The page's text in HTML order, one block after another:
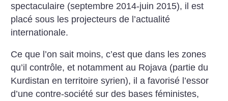
spectaculaire (septembre 2014-juin 2015), il est
placé sous les projecteurs de l’actualité
internationale.
Ce que l’on sait moins, c’est que dans les zones
qu’il contrôle, et notamment au Rojava (partie du
Kurdistan en territoire syrien), il a favorisé l’essor
d’une contre-société sur des bases féministes,